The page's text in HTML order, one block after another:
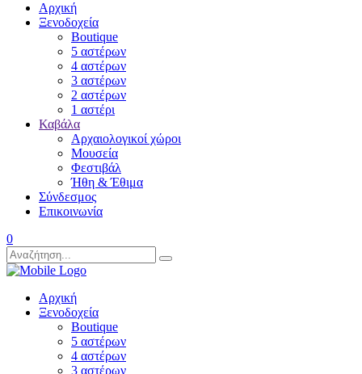
Αρχική
Ξενοδοχεία
Boutique
5 αστέρων
4 αστέρων
3 αστέρων
2 αστέρων
1 αστέρι
Καβάλα
Αρχαιολογικοί χώροι
Μουσεία
Φεστιβάλ
Ήθη & Έθιμα
Σύνδεσμος
Επικοινωνία
0
Αρχική
Ξενοδοχεία
Boutique
5 αστέρων
4 αστέρων
3 αστέρων